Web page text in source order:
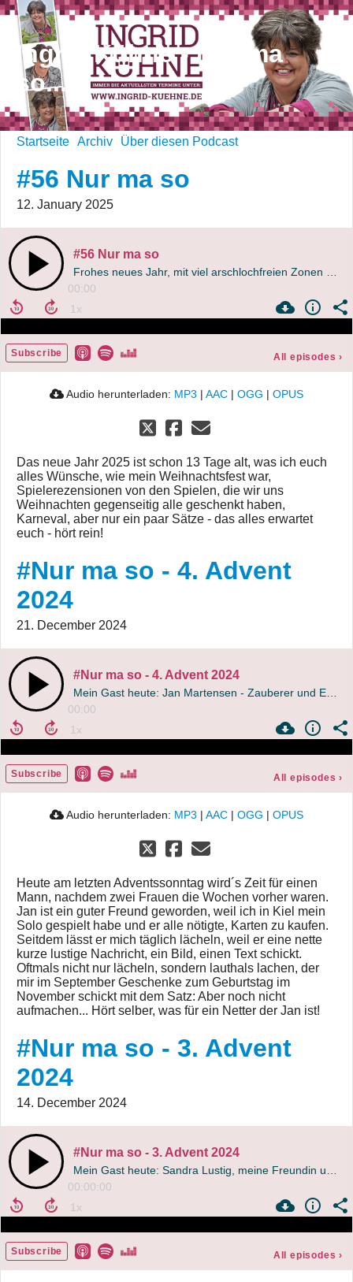
Ingrid Kühne - Nur ma
so...
Startseite Archiv Über diesen Podcast
#56 Nur ma so
12. January 2025
#56 Nur ma so
00:00
Subscribe All episodes ›
Audio herunterladen: MP3 | AAC | OGG | OPUS
Das neue Jahr 2025 ist schon 13 Tage alt, was ich euch
alles Wünsche, wie mein Weihnachtsfest war,
Spielerezensionen von den Spielen, die wir uns
Weihnachten gegenseitig alle geschenkt haben,
Karneval, aber nur ein paar Sätze - das alles erwartet
euch - hört rein!
#Nur ma so - 4. Advent
2024
21. December 2024
#Nur ma so - 4. Advent 2024
00:00
Subscribe All episodes ›
Audio herunterladen: MP3 | AAC | OGG | OPUS
Heute am letzten Adventssonntag wird´s Zeit für einen
Mann, nachdem zwei Frauen die Wochen vorher waren.
Jan ist ein guter Freund geworden, weil ich in Kiel mein
Solo gespielt habe und er alle nötigte, Karten zu kaufen.
Seitdem lässt er mich täglich lächeln, weil er eine nette
kurze lustige Nachricht, ein Bild, einen Text schickt.
Oftmals nicht nur lächeln, sondern lauthals lachen, der
mir im September Geschenke zum Geburtstag im
November schickt mit dem Satz: Aber noch nicht
aufmachen... Hört selber, was für ein Netter der Jan ist!
#Nur ma so - 3. Advent
2024
14. December 2024
#Nur ma so - 3. Advent 2024
00:00:00
Subscribe All episodes ›